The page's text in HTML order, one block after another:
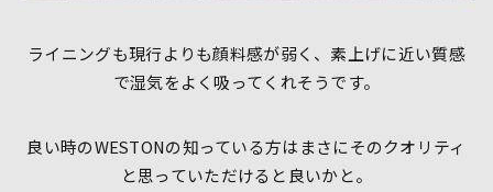
ライニングも現行よりも顔料感が弱く、素上げに近い質感
で湿気をよく吸ってくれそうです。
良い時のWESTONの知っている方はまさにそのクオリティ
と思っていただけると良いかと。